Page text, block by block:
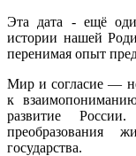
Эта дата - ещё
истории нашей
перенимая опыт
Мир и согласие —
к
развитие
преобразования
государства.